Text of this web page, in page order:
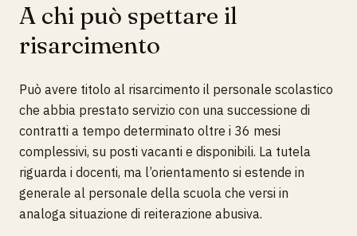
A chi può spettare il
risarcimento
Può avere titolo al risarcimento il personale scolastico
che abbia prestato servizio con una successione di
contratti a tempo determinato oltre i 36 mesi
complessivi, su posti vacanti e disponibili. La tutela
riguarda i docenti, ma l’orientamento si estende in
generale al personale della scuola che versi in
analoga situazione di reiterazione abusiva.